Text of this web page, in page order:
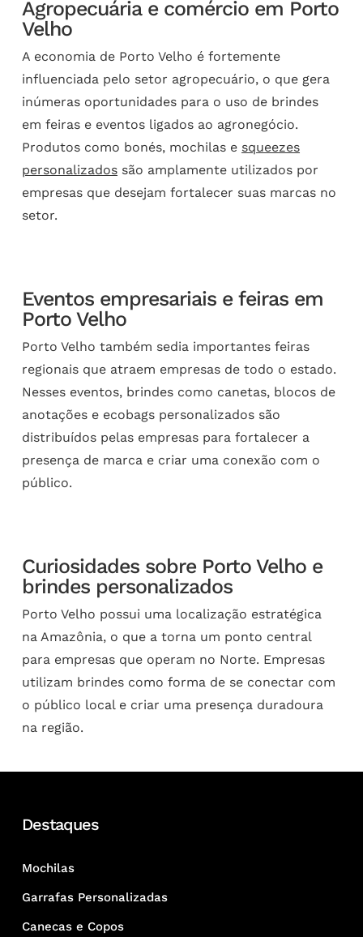
Agropecuária e comércio em Porto
Velho
A economia de Porto Velho é fortemente
influenciada pelo setor agropecuário, o que gera
inúmeras oportunidades para o uso de brindes
em feiras e eventos ligados ao agronegócio.
Produtos como bonés, mochilas e squeezes
personalizados são amplamente utilizados por
empresas que desejam fortalecer suas marcas no
setor.
Eventos empresariais e feiras em
Porto Velho
Porto Velho também sedia importantes feiras
regionais que atraem empresas de todo o estado.
Nesses eventos, brindes como canetas, blocos de
anotações e ecobags personalizados são
distribuídos pelas empresas para fortalecer a
presença de marca e criar uma conexão com o
público.
Curiosidades sobre Porto Velho e
brindes personalizados
Porto Velho possui uma localização estratégica
na Amazônia, o que a torna um ponto central
para empresas que operam no Norte. Empresas
utilizam brindes como forma de se conectar com
o público local e criar uma presença duradoura
na região.
Destaques
Mochilas
Garrafas Personalizadas
Canecas e Copos